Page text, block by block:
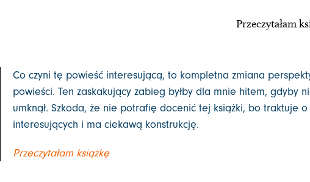
Przeczytałam
Co czyni tę powieść interesującą, to kompletna zmiana
powieści. Ten zaskakujący zabieg byłby dla mnie hitem, gdyby
umknął. Szkoda, że nie potrafię docenić tej książki, bo traktuje
interesujących i ma ciekawą konstrukcję.
Przeczytałam książkę